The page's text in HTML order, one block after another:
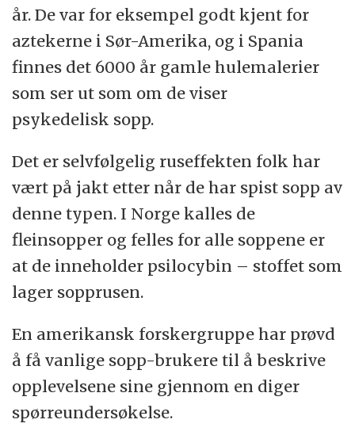
år. De var for eksempel godt kjent for
aztekerne i Sør-Amerika, og i Spania
finnes det 6000 år gamle hulemalerier
som ser ut som om de viser
psykedelisk sopp.
Det er selvfølgelig ruseffekten folk har
vært på jakt etter når de har spist sopp av
denne typen. I Norge kalles de
fleinsopper og felles for alle soppene er
at de inneholder psilocybin – stoffet som
lager sopprusen.
En amerikansk forskergruppe har prøvd
å få vanlige sopp-brukere til å beskrive
opplevelsene sine gjennom en diger
spørreundersøkelse.